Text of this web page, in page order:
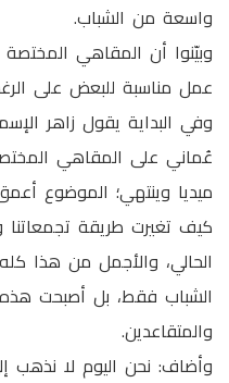
واسعة من الشباب.
وبيّنوا أن المقاهي المختصة
عمل مناسبة للبعض على
وفي البداية يقول زاهر
عُماني على المقاهي
ميديا وينتهي؛ الموضوع
كيف تغيرت طريقة تجمعاتنا
الحالي، والأجمل من هذا
الشباب فقط، بل أصبحت
والمتقاعدين.
وأضاف: نحن اليوم لا نذهب